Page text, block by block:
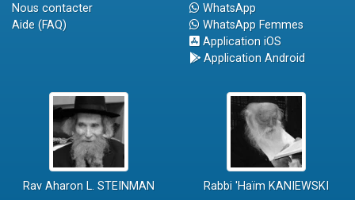
Nous contacter
Aide (FAQ)
WhatsApp
WhatsApp Femmes
Application iOS
Application Android
Rav Aharon L. STEINMAN Rabbi 'Haïm KANIEWSKI